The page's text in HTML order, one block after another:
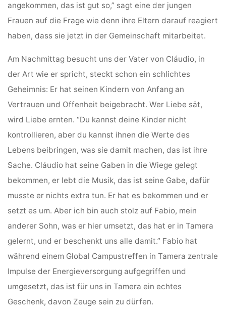
angekommen, das ist gut so,” sagt eine der jungen
Frauen auf die Frage wie denn ihre Eltern darauf reagiert
haben, dass sie jetzt in der Gemeinschaft mitarbeitet.
Am Nachmittag besucht uns der Vater von Cláudio, in
der Art wie er spricht, steckt schon ein schlichtes
Geheimnis: Er hat seinen Kindern von Anfang an
Vertrauen und Offenheit beigebracht. Wer Liebe sät,
wird Liebe ernten. “Du kannst deine Kinder nicht
kontrollieren, aber du kannst ihnen die Werte des
Lebens beibringen, was sie damit machen, das ist ihre
Sache. Cláudio hat seine Gaben in die Wiege gelegt
bekommen, er lebt die Musik, das ist seine Gabe, dafür
musste er nichts extra tun. Er hat es bekommen und er
setzt es um. Aber ich bin auch stolz auf Fabio, mein
anderer Sohn, was er hier umsetzt, das hat er in Tamera
gelernt, und er beschenkt uns alle damit.” Fabio hat
während einem Global Campustreffen in Tamera zentrale
Impulse der Energieversorgung aufgegriffen und
umgesetzt, das ist für uns in Tamera ein echtes
Geschenk, davon Zeuge sein zu dürfen.